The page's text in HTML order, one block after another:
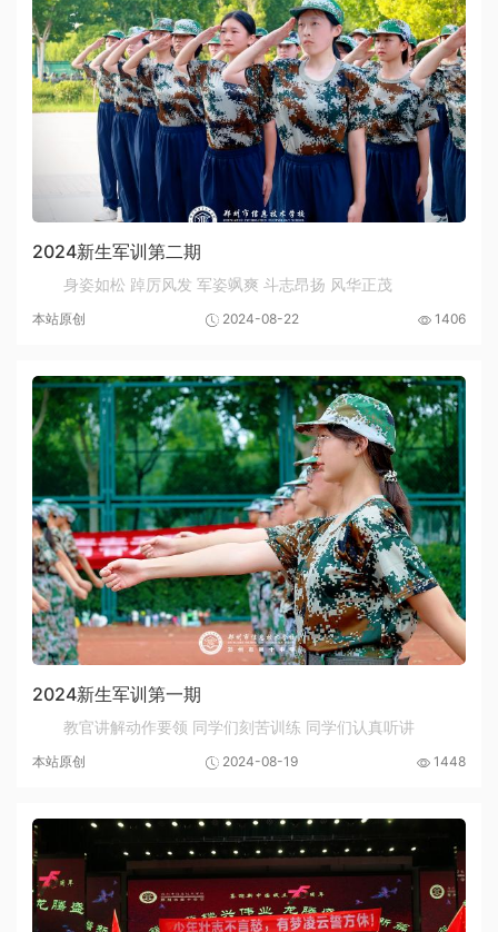
2024新生军训第二期
身姿如松 踔厉风发 军姿飒爽 斗志昂扬 风华正茂
本站原创 2024-08-22 1406
2024新生军训第一期
教官讲解动作要领 同学们刻苦训练 同学们认真听讲
本站原创 2024-08-19 1448